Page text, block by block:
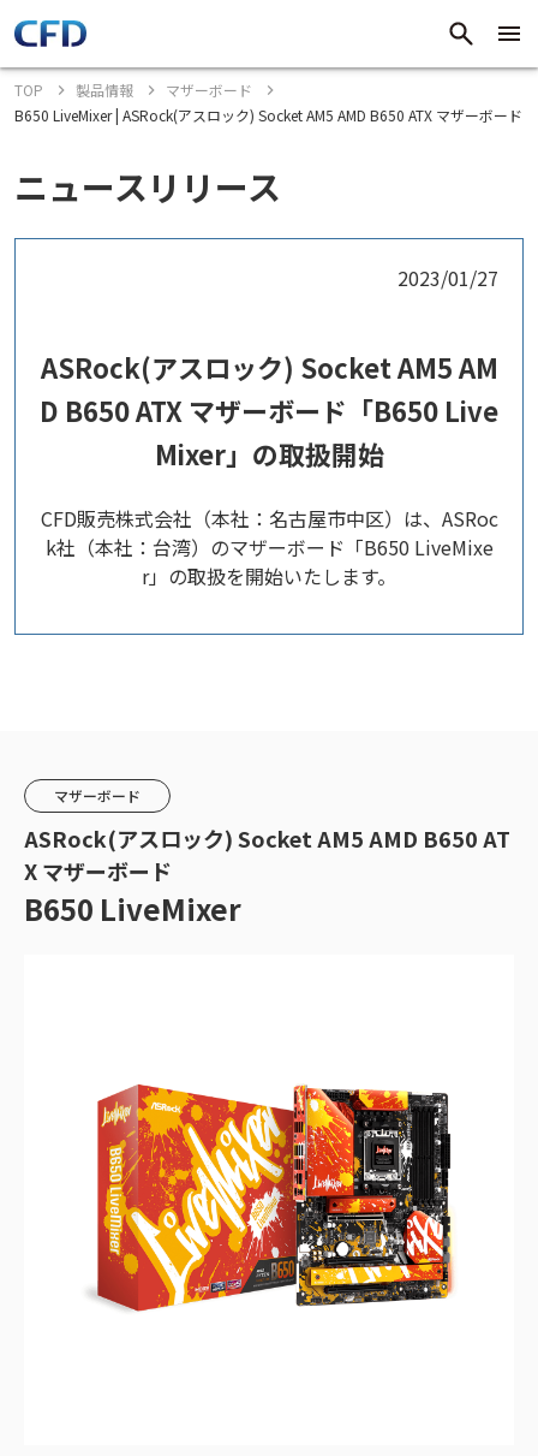
TOP 製品情報
マザーボード
B650 LiveMixer | ASRock(アスロック) Socket AM5 AMD B650 ATX マザーボード
ニュースリリース
2023/01/27
ASRock(アスロック) Socket AM5 AM
D B650 ATX マザーボード「B650 Live
Mixer」の取扱開始
CFD販売株式会社（本社：名古屋市中区）は、ASRoc
k社（本社：台湾）のマザーボード「B650 LiveMixe
r」の取扱を開始いたします。
マザーボード
ASRock(アスロック) Socket AM5 AMD B650 AT
X マザーボード
B650 LiveMixer